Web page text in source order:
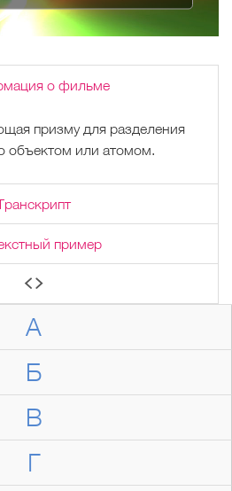
А
Б
В
Г
о фильме
призму для разделения
объектом или атомом.
пример